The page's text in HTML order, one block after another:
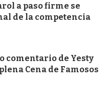
a paso firme se
de la competencia
comentario de Yesty
Cena de Famosos